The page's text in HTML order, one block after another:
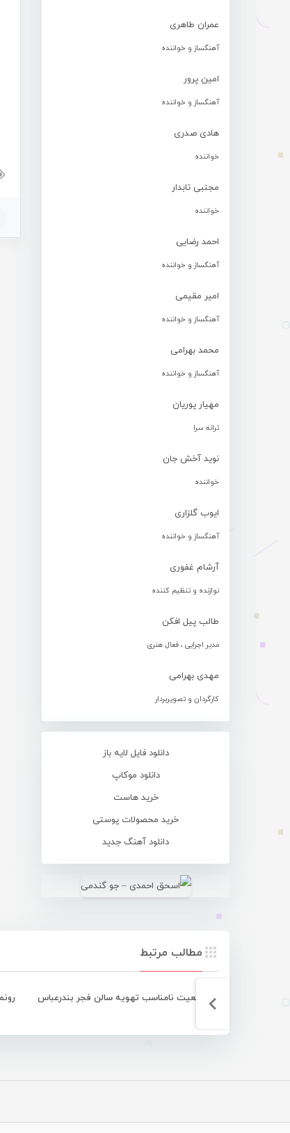
عمران طاهری
آهنگساز و خواننده
امین پرور
آهنگساز و خواننده
هادی صدری
خواننده
مجتبی تابدار
خواننده
احمد رضایی
آهنگساز و خواننده
امیر مقیمی
آهنگساز و خواننده
محمد بهرامی
آهنگساز و خواننده
مهیار پوریان
ترانه سرا
نوید آخش جان
خواننده
ایوب گلزاری
آهنگساز و خواننده
آرشام غفوری
نوازنده و تنظیم کننده
طالب پیل افکن
مدیر اجرایی ، فعال هنری
مهدی بهرامی
کارگردان و تصویربردار
دانلود فایل لایه باز
دانلود موکاپ
خرید هاست
خرید محصولات پوستی
دانلود آهنگ جدید
مطالب مرتبط
وضعیت نامناسب تهویه سالن فجر بندرعباس